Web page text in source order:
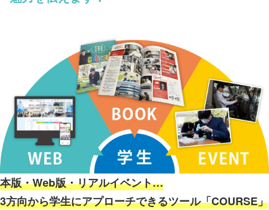
本版・Web版・リアルイベント…
3方向から学生にアプローチできるツール「COURSE」